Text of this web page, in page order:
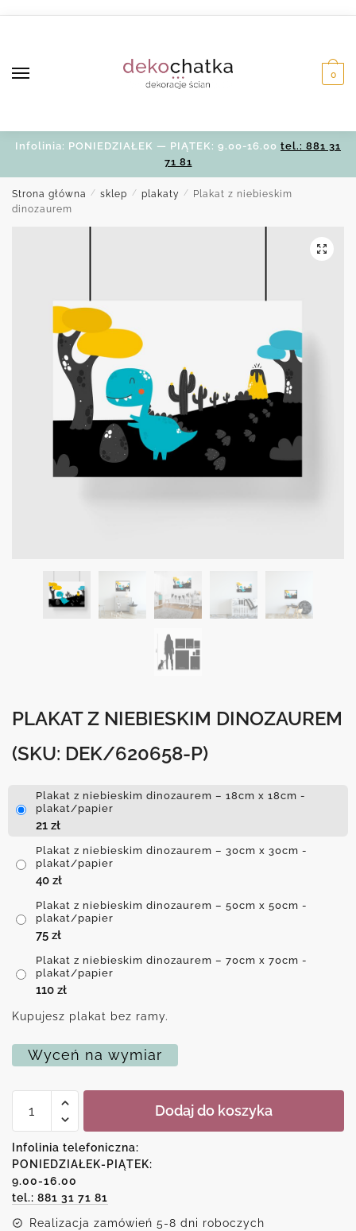
0
Infolinia: PONIEDZIAŁEK — PIĄTEK: 9.00-16.00 tel.: 881 31
71 81
Strona główna / sklep / plakaty /
Plakat z niebieskim
dinozaurem
PLAKAT Z NIEBIESKIM DINOZAUREM
(SKU: DEK/620658-P)
Plakat z niebieskim dinozaurem – 18cm x 18cm -
plakat/papier
21 zł
Plakat z niebieskim dinozaurem – 30cm x 30cm -
plakat/papier
40 zł
Plakat z niebieskim dinozaurem – 50cm x 50cm -
plakat/papier
75 zł
Plakat z niebieskim dinozaurem – 70cm x 70cm -
plakat/papier
110 zł
Kupujesz plakat bez ramy.
Wyceń na wymiar
Plakat
dinozaurem
Dodaj do koszyka
Infolinia telefoniczna:
PONIEDZIAŁEK-PIĄTEK:
9.00-16.00
tel.: 881 31 71 81
Realizacja zamówień 5-8 dni roboczych